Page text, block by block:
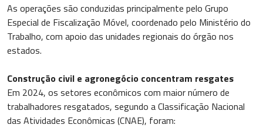
As operações são conduzidas principalmente pelo Grupo
Especial de Fiscalização Móvel, coordenado pelo Ministério do
Trabalho, com apoio das unidades regionais do órgão nos
estados.
Construção civil e agronegócio concentram resgates
Em 2024, os setores econômicos com maior número de
trabalhadores resgatados, segundo a Classificação Nacional
das Atividades Econômicas (CNAE), foram: